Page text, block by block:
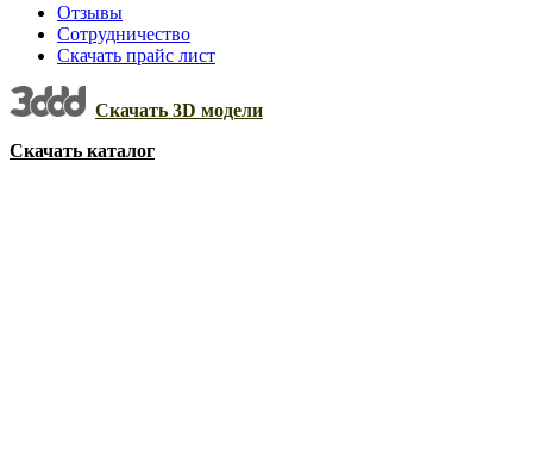
Отзывы
Сотрудничество
Скачать прайс лист
Скачать 3D модели
Скачать каталог